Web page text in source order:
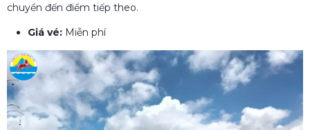
chuyển đến điểm tiếp theo.
Giá vé: Miễn phí